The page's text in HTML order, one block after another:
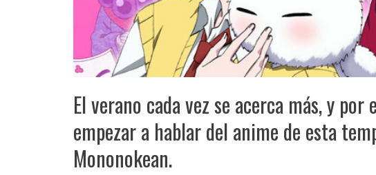
El verano cada vez se acerca más, y
empezar a hablar del anime de esta
Mononokean.